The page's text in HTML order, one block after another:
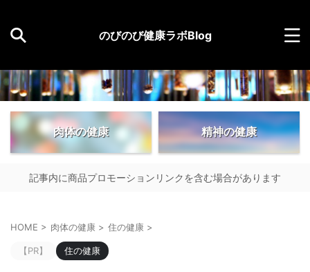
のびのび健康ラボBlog
肉体の健康 精神の健康
記事内に商品プロモーションリンクを含む場合があります
HOME > 肉体の健康 > 住の健康 >
【PR】 住の健康